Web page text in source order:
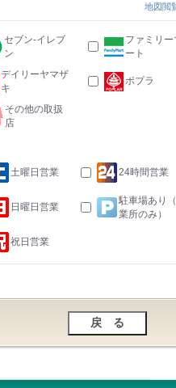
地図閲
セブン-イレブ
ン
ファミリー
ート
デイリーヤマザ
キ
ポプラ
その他の取扱
店
土曜日営業 24時間営業
日曜日営業
駐車場あり
業所のみ）
祝日営業